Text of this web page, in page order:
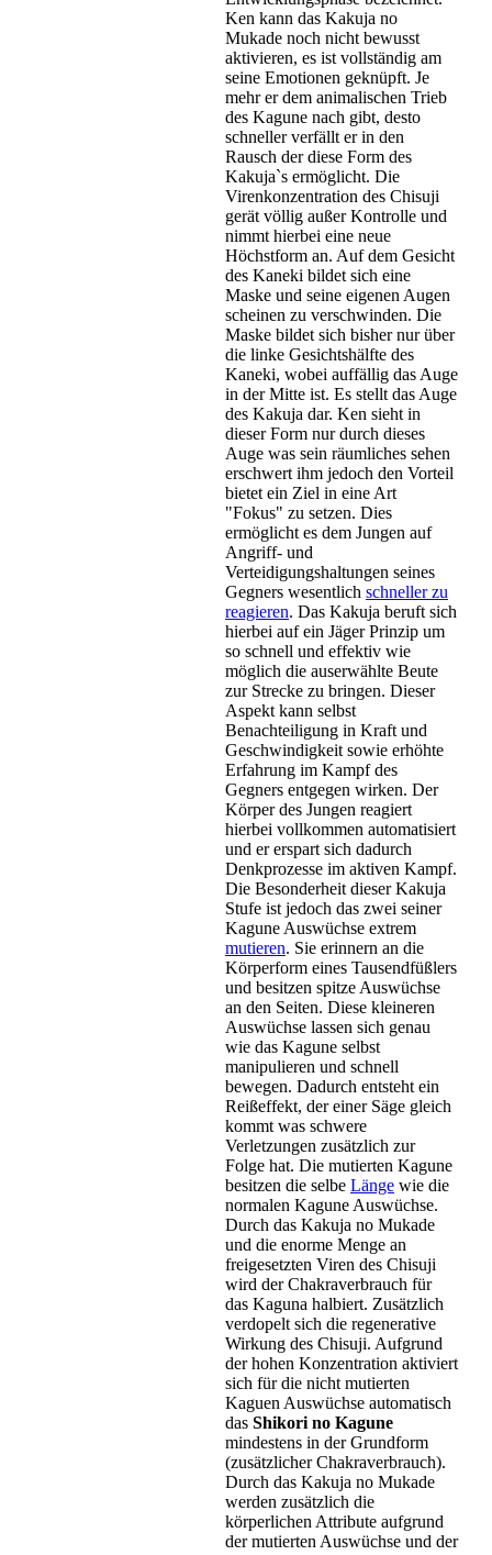
Ken kann das Kakuja no
Mukade noch nicht bewusst
aktivieren, es ist vollständig am
seine Emotionen geknüpft. Je
mehr er dem animalischen Trieb
des Kagune nach gibt, desto
schneller verfällt er in den
Rausch der diese Form des
Kakuja`s ermöglicht. Die
Virenkonzentration des Chisuji
gerät völlig außer Kontrolle und
nimmt hierbei eine neue
Höchstform an. Auf dem Gesicht
des Kaneki bildet sich eine
Maske und seine eigenen Augen
scheinen zu verschwinden. Die
Maske bildet sich bisher nur über
die linke Gesichtshälfte des
Kaneki, wobei auffällig das Auge
in der Mitte ist. Es stellt das Auge
des Kakuja dar. Ken sieht in
dieser Form nur durch dieses
Auge was sein räumliches sehen
erschwert ihm jedoch den Vorteil
bietet ein Ziel in eine Art
"Fokus" zu setzen. Dies
ermöglicht es dem Jungen auf
Angriff- und
Verteidigungshaltungen seines
Gegners wesentlich schneller zu
reagieren. Das Kakuja beruft sich
hierbei auf ein Jäger Prinzip um
so schnell und effektiv wie
möglich die auserwählte Beute
zur Strecke zu bringen. Dieser
Aspekt kann selbst
Benachteiligung in Kraft und
Geschwindigkeit sowie erhöhte
Erfahrung im Kampf des
Gegners entgegen wirken. Der
Körper des Jungen reagiert
hierbei vollkommen automatisiert
und er erspart sich dadurch
Denkprozesse im aktiven Kampf.
Die Besonderheit dieser Kakuja
Stufe ist jedoch das zwei seiner
Kagune Auswüchse extrem
mutieren. Sie erinnern an die
Körperform eines Tausendfüßlers
und besitzen spitze Auswüchse
an den Seiten. Diese kleineren
Auswüchse lassen sich genau
wie das Kagune selbst
manipulieren und schnell
bewegen. Dadurch entsteht ein
Reißeffekt, der einer Säge gleich
kommt was schwere
Verletzungen zusätzlich zur
Folge hat. Die mutierten Kagune
besitzen die selbe Länge wie die
normalen Kagune Auswüchse.
Durch das Kakuja no Mukade
und die enorme Menge an
freigesetzten Viren des Chisuji
wird der Chakraverbrauch für
das Kaguna halbiert. Zusätzlich
verdopelt sich die regenerative
Wirkung des Chisuji. Aufgrund
der hohen Konzentration aktiviert
sich für die nicht mutierten
Kaguen Auswüchse automatisch
das Shikori no Kagune
mindestens in der Grundform
(zusätzlicher Chakraverbrauch).
Durch das Kakuja no Mukade
werden zusätzlich die
körperlichen Attribute aufgrund
der mutierten Auswüchse und der